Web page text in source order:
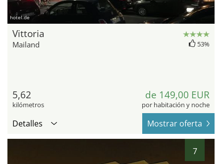
hotel.de
Vittoria
Mailand 53%
5,62
kilómetros
de 149,00 EUR
por habitación y noche
Detalles Mostrar oferta
7